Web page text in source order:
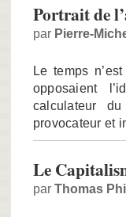
Portrait de
par Pierre-
Le temps
opposaient
calculateur
provocateur et
Le
par Thomas